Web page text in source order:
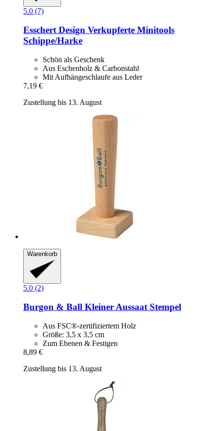
5.0 (7)
Esschert Design Verkupferte Minitools
Schippe/Harke
Schön als Geschenk
Aus Eschenholz & Carbonstahl
Mit Aufhängeschlaufe aus Leder
7,19 €
Zustellung bis 13. August
Warenkorb
5.0 (2)
Burgon & Ball Kleiner Aussaat Stempel
Aus FSC®-zertifiziertem Holz
Größe: 3,5 x 3,5 cm
Zum Ebenen & Festigen
8,89 €
Zustellung bis 13. August